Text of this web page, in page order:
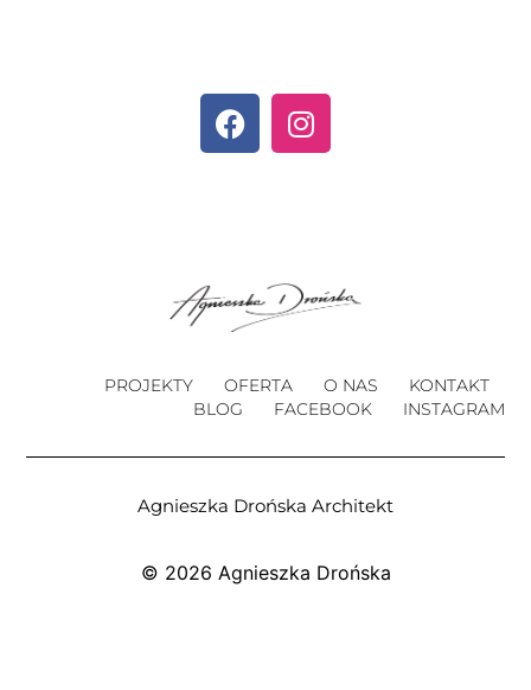
PROJEKTY OFERTA O NAS
KONTAKT
BLOG
FACEBOOK INSTAGRAM
Agnieszka Drońska Architekt
© 2026 Agnieszka Drońska